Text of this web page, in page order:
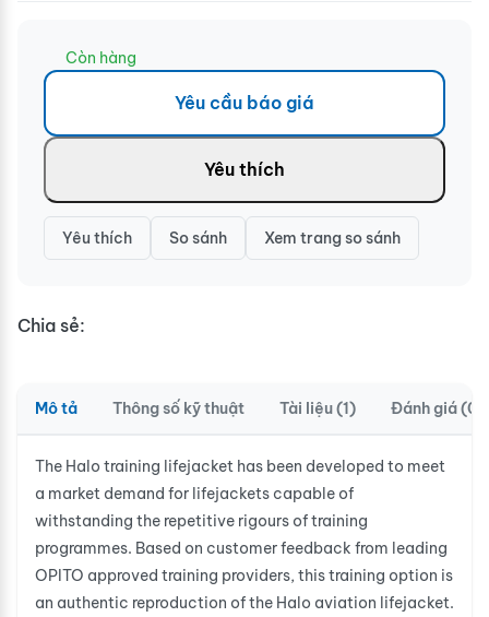
Còn hàng
Yêu cầu báo giá
Yêu thích
Yêu thích So sánh Xem trang so sánh
Chia sẻ:
Mô tả Thông số kỹ thuật Tài liệu (1) Đánh giá (0)
The Halo training lifejacket has been developed to meet
a market demand for lifejackets capable of
withstanding the repetitive rigours of training
programmes. Based on customer feedback from leading
OPITO approved training providers, this training option is
an authentic reproduction of the Halo aviation lifejacket.